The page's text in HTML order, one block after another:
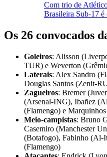
Com trio de
Brasileira Sub-17 é
Os 26 convocados
Goleiros: Alisson
TUR) e Weverton
Laterais: Alex Sandro
Douglas Santos (Zenit-
Zagueiros: Bremer
(Arsenal-ING), Ibañez
(Flamengo) e
Meio-campistas: Bruno
Casemiro (Manchester
(Botafogo), Fabinho (Al-
(Flamengo)